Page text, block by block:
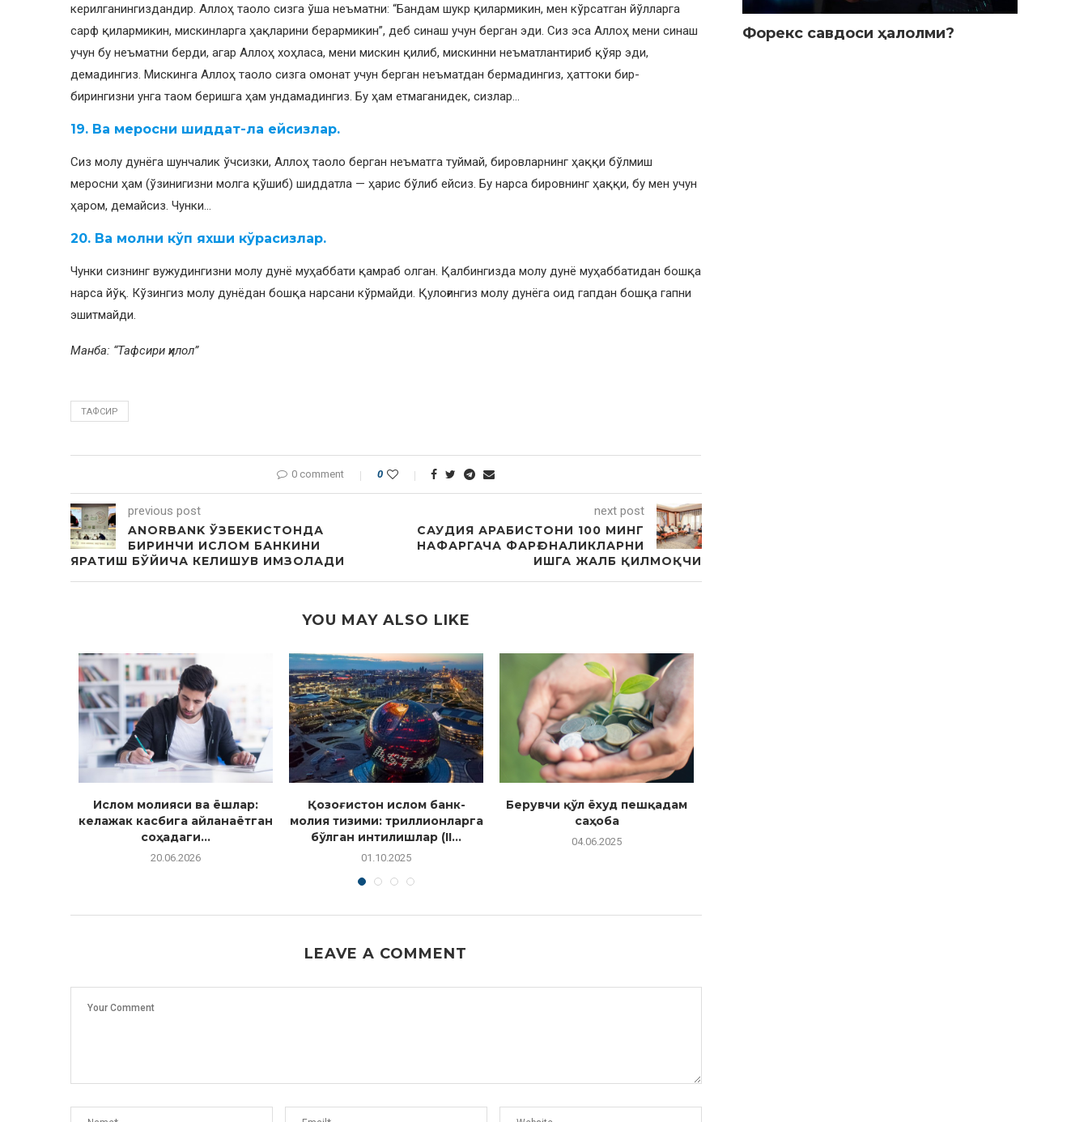
керилганингиздандир. Аллоҳ таоло сизга ўша неъматни: “Бандам шукр қилармикин, мен кўрсатган йўлларга
сарф қилармикин, мискинларга ҳақларини берармикин”, деб синаш учун берган эди. Сиз эса Аллоҳ мени синаш
учун бу неъматни берди, агар Аллоҳ хоҳласа, мени мискин қилиб, мискинни неъматлантириб қўяр эди,
демадингиз. Мискинга Аллоҳ таоло сизга омонат учун берган неъматдан бермадингиз, ҳаттоки бир-
бирингизни унга таом беришга ҳам ундамадингиз. Бу ҳам етмаганидек, сизлар…
19. Ва меросни шиддат-ла ейсизлар.
Сиз молу дунёга шунчалик ўчсизки, Аллоҳ таоло берган неъматга туймай, бировларнинг ҳаққи бўлмиш
меросни ҳам (ўзинигизни молга қўшиб) шиддатла — ҳарис бўлиб ейсиз. Бу нарса бировнинг ҳаққи, бу мен учун
ҳаром, демайсиз. Чунки…
20. Ва молни кўп яхши кўрасизлар.
Чунки сизнинг вужудингизни молу дунё муҳаббати қамраб олган. Қалбингизда молу дунё муҳаббатидан бошқа
нарса йўқ. Кўзингиз молу дунёдан бошқа нарсани кўрмайди. Қулоғингиз молу дунёга оид гапдан бошқа гапни
эшитмайди.
Манба: “Тафсири ҳилол”
ТАФСИР
0 comment 0
previous post
ANORBANK ЎЗБЕКИСТОНДА
БИРИНЧИ ИСЛОМ БАНКИНИ
ЯРАТИШ БЎЙИЧА КЕЛИШУВ ИМЗОЛАДИ
next post
САУДИЯ АРАБИСТОНИ 100 МИНГ
НАФАРГАЧА ФАРҒОНАЛИКЛАРНИ
ИШГА ЖАЛБ ҚИЛМОҚЧИ
YOU MAY ALSO LIKE
Ислом молияси ва ёшлар:
келажак касбига айланаётган
соҳадаги...
20.06.2026
Қозоғистон ислом банк-
молия тизими: триллионларга
бўлган интилишлар (II...
01.10.2025
Берувчи қўл ёхуд пешқадам
саҳоба
04.06.2025
LEAVE A COMMENT
Форекс савдоси ҳалолми?